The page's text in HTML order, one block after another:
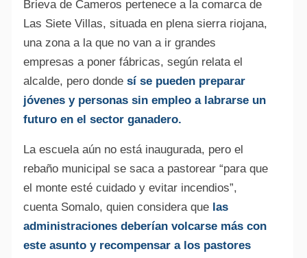
Brieva de Cameros pertenece a la comarca de
Las Siete Villas, situada en plena sierra riojana,
una zona a la que no van a ir grandes
empresas a poner fábricas, según relata el
alcalde, pero dondesí se pueden preparar
jóvenes y personas sin empleo a labrarse un
futuro en el sector ganadero.
La escuela aún no está inaugurada, pero el
rebaño municipal se saca a pastorear “para que
el monte esté cuidado y evitar incendios”,
cuenta Somalo, quien considera quelas
administraciones deberían volcarse más con
este asunto y recompensar a los pastores